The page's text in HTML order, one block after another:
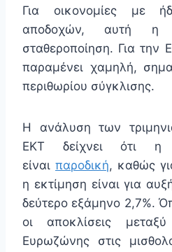
Για οικονομίες με
αποδοχών, αυτή η
σταθεροποίηση. Για
παραμένει χαμηλή,
περιθωρίου σύγκλισης.
Η ανάλυση των
ΕΚΤ δείχνει ότι η
είναι παροδική, καθώς
η εκτίμηση είναι για
δεύτερο εξάμηνο 2,7%.
οι αποκλίσεις
Ευρωζώνης στις